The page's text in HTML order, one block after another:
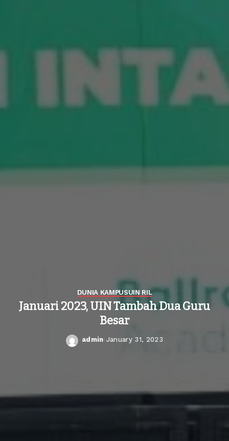
DUNIA KAMPUSUIN RIL
Januari 2023, UIN Tambah Dua Guru
Besar
Posted
admin January 31, 2023